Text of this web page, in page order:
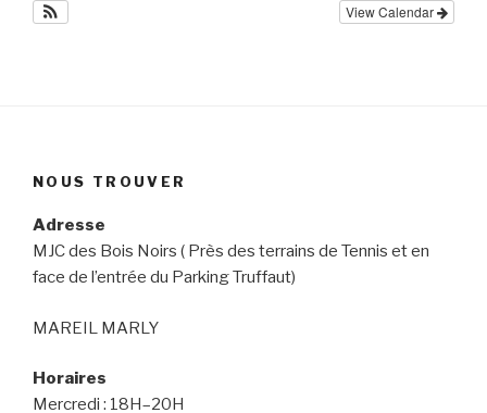
View Calendar
NOUS TROUVER
Adresse
MJC des Bois Noirs ( Près des terrains de Tennis et en
face de l’entrée du Parking Truffaut)
MAREIL MARLY
Horaires
Mercredi : 18H–20H